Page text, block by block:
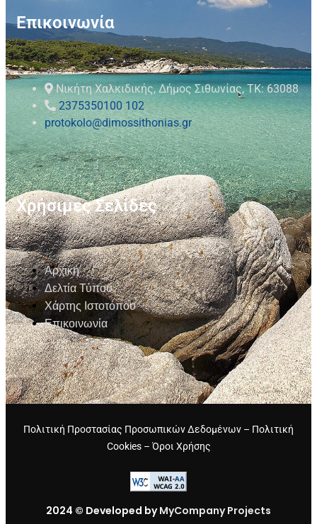
Επικοινωνία
Νικήτη Χαλκιδικής, Δήμος Σιθωνίας, ΤΚ: 63088
2375350100 102
protokolo@dimossithonias.gr
Χρήσιμες Σελίδες
Αρχική
Δελτία Τύπου
Χάρτης Ιστοτόπου
Επικοινωνία
Πολιτική Προστασίας Προσωπικών Δεδομένων – Πολιτική
Cookies– Όροι Χρήσης
2024 © Developed byMyCompany Projects